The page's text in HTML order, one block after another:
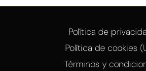
Política de
Política de cookies
Términos y